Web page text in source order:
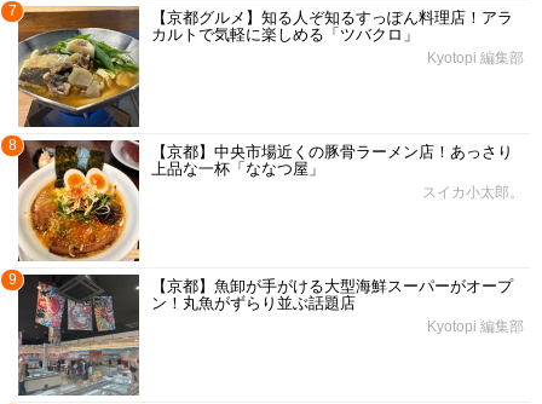
7
【京都グルメ】知る人ぞ知るすっぽん料理店！アラ
カルトで気軽に楽しめる「ツバクロ」
Kyotopi 編集部
8
【京都】中央市場近くの豚骨ラーメン店！あっさり
上品な一杯「ななつ屋」
スイカ小太郎。
9
【京都】魚卸が手がける大型海鮮スーパーがオープ
ン！丸魚がずらり並ぶ話題店
Kyotopi 編集部